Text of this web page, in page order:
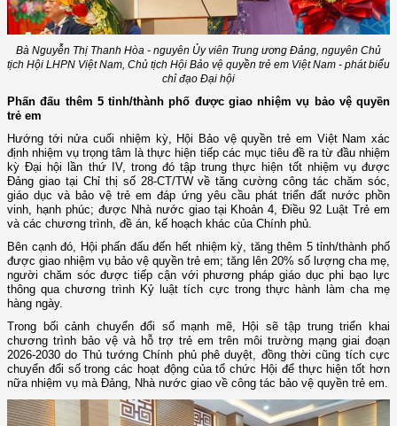
Bà Nguyễn Thị Thanh Hòa - nguyên Ủy viên Trung ương Đảng, nguyên Chủ
tịch Hội LHPN Việt Nam, Chủ tịch Hội Bảo vệ quyền trẻ em Việt Nam - phát biểu
chỉ đạo Đại hội
Phấn đấu thêm 5 tỉnh/thành phố được giao nhiệm vụ bảo vệ quyền
trẻ em
Hướng tới nửa cuối nhiệm kỳ, Hội Bảo vệ quyền trẻ em Việt Nam xác
định nhiệm vụ trọng tâm là thực hiện tiếp các mục tiêu đề ra từ đầu nhiệm
kỳ Đại hội lần thứ IV, trong đó tập trung thực hiện tốt nhiệm vụ được
Đảng giao tại Chỉ thị số 28-CT/TW về tăng cường công tác chăm sóc,
giáo dục và bảo vệ trẻ em đáp ứng yêu cầu phát triển đất nước phồn
vinh, hạnh phúc; được Nhà nước giao tại Khoản 4, Điều 92 Luật Trẻ em
và các chương trình, đề án, kế hoạch khác của Chính phủ.
Bên cạnh đó, Hội phấn đấu đến hết nhiệm kỳ, tăng thêm 5 tỉnh/thành phố
được giao nhiệm vụ bảo vệ quyền trẻ em; tăng lên 20% số lượng cha mẹ,
người chăm sóc được tiếp cận với phương pháp giáo dục phi bạo lực
thông qua chương trình Kỷ luật tích cực trong thực hành làm cha mẹ
hàng ngày.
Trong bối cảnh chuyển đổi số mạnh mẽ, Hội sẽ tập trung triển khai
chương trình bảo vệ và hỗ trợ trẻ em trên môi trường mạng giai đoạn
2026-2030 do Thủ tướng Chính phủ phê duyệt, đồng thời cũng tích cực
chuyển đổi số trong các hoạt động của tổ chức Hội để thực hiện tốt hơn
nữa nhiệm vụ mà Đảng, Nhà nước giao về công tác bảo vệ quyền trẻ em.